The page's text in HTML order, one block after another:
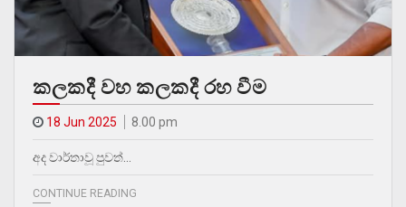
කලකදී වහ කලකදී රහ වීම
18 Jun 2025 8.00 pm
අද වාර්තාවූ පුවත්…
CONTINUE READING